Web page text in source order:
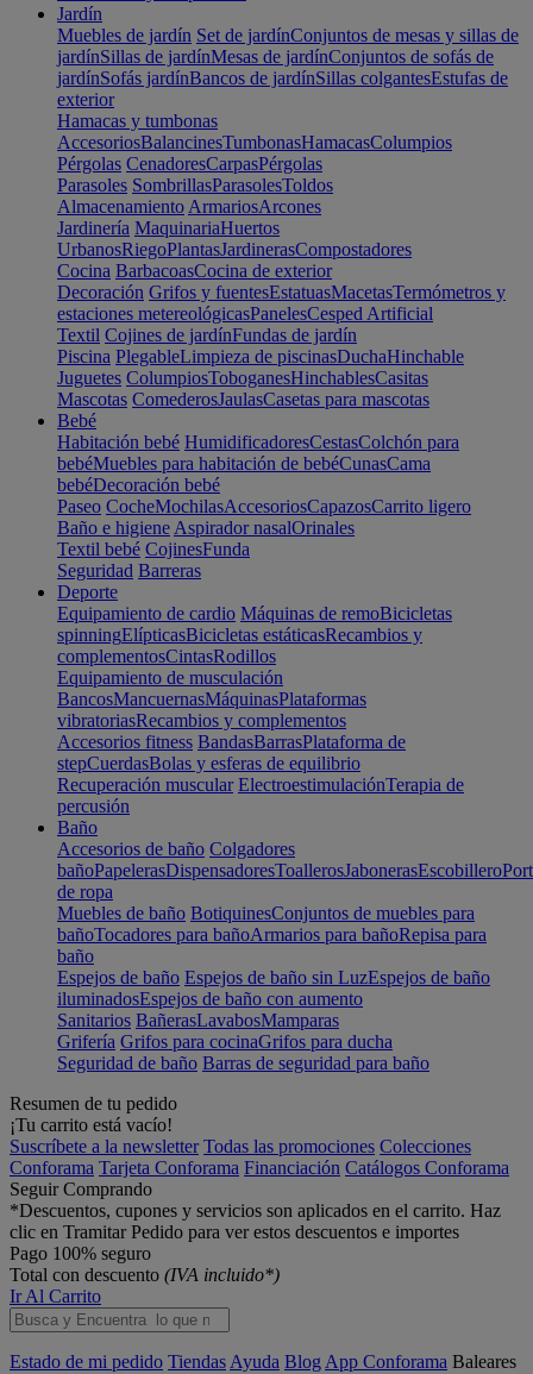
Jardín
Muebles de jardín Set de jardínConjuntos de mesas y sillas de
jardínSillas de jardínMesas de jardínConjuntos de sofás de
jardínSofás jardínBancos de jardínSillas colgantesEstufas de
exterior
Hamacas y tumbonas
AccesoriosBalancinesTumbonasHamacasColumpios
Pérgolas CenadoresCarpasPérgolas
Parasoles SombrillasParasolesToldos
Almacenamiento ArmariosArcones
Jardinería MaquinariaHuertos
UrbanosRiegoPlantasJardinerasCompostadores
Cocina BarbacoasCocina de exterior
Decoración Grifos y fuentesEstatuasMacetasTermómetros y
estaciones metereológicasPanelesCesped Artificial
Textil Cojines de jardínFundas de jardín
Piscina PlegableLimpieza de piscinasDuchaHinchable
Juguetes ColumpiosToboganesHinchablesCasitas
Mascotas ComederosJaulasCasetas para mascotas
Bebé
Habitación bebé HumidificadoresCestasColchón para
bebéMuebles para habitación de bebéCunasCama
bebéDecoración bebé
Paseo CocheMochilasAccesoriosCapazosCarrito ligero
Baño e higiene Aspirador nasalOrinales
Textil bebé CojinesFunda
Seguridad Barreras
Deporte
Equipamiento de cardio Máquinas de remoBicicletas
spinningElípticasBicicletas estáticasRecambios y
complementosCintasRodillos
Equipamiento de musculación
BancosMancuernasMáquinasPlataformas
vibratoriasRecambios y complementos
Accesorios fitness BandasBarrasPlataforma de
stepCuerdasBolas y esferas de equilibrio
Recuperación muscular ElectroestimulaciónTerapia de
percusión
Baño
Accesorios de baño Colgadores
bañoPapelerasDispensadoresToallerosJabonerasEscobillero
de ropa
Muebles de baño BotiquinesConjuntos de muebles para
bañoTocadores para bañoArmarios para bañoRepisa para
baño
Espejos de baño Espejos de baño sin LuzEspejos de baño
iluminadosEspejos de baño con aumento
Sanitarios BañerasLavabosMamparas
Grifería Grifos para cocinaGrifos para ducha
Seguridad de baño Barras de seguridad para baño
Resumen de tu pedido
¡Tu carrito está vacío!
Suscríbete a la newsletter Todas las promociones Colecciones
Conforama Tarjeta Conforama Financiación Catálogos Conforama
Seguir Comprando
*Descuentos, cupones y servicios son aplicados en el carrito. Haz
clic en Tramitar Pedido para ver estos descuentos e importes
Pago 100% seguro
Total con descuento (IVA incluido*)
Ir Al Carrito
Estado de mi pedido Tiendas Ayuda Blog App Conforama Baleares